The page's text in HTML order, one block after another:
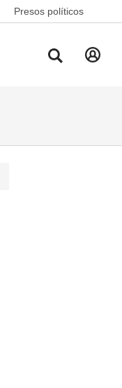
Presos políticos